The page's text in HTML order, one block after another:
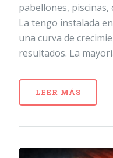
pabellones, piscinas,
La tengo instalada
una curva de
resultados. La
LEER MÁS